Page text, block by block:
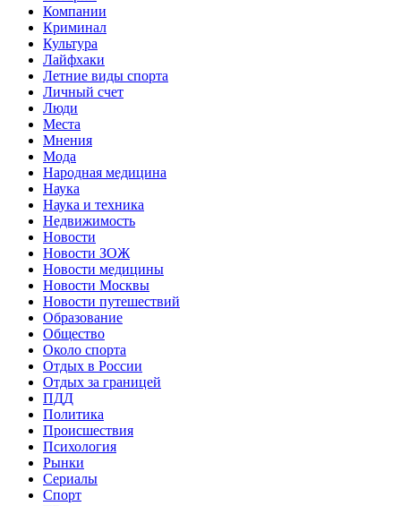
Компании
Криминал
Культура
Лайфхаки
Летние виды спорта
Личный счет
Люди
Места
Мнения
Мода
Народная медицина
Наука
Наука и техника
Недвижимость
Новости
Новости ЗОЖ
Новости медицины
Новости Москвы
Новости путешествий
Образование
Общество
Около спорта
Отдых в России
Отдых за границей
ПДД
Политика
Происшествия
Психология
Рынки
Сериалы
Спорт